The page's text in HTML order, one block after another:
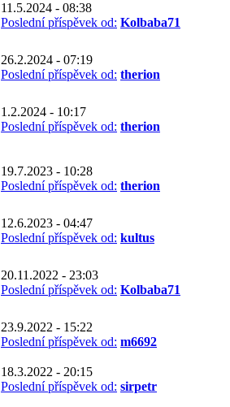
11.5.2024 - 08:38
Poslední příspěvek od: Kolbaba71
26.2.2024 - 07:19
Poslední příspěvek od: therion
1.2.2024 - 10:17
Poslední příspěvek od: therion
19.7.2023 - 10:28
Poslední příspěvek od: therion
12.6.2023 - 04:47
Poslední příspěvek od: kultus
20.11.2022 - 23:03
Poslední příspěvek od: Kolbaba71
23.9.2022 - 15:22
Poslední příspěvek od: m6692
18.3.2022 - 20:15
Poslední příspěvek od: sirpetr